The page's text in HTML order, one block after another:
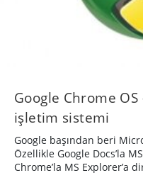
Google Chrome
işletim sistemi
Google başından beri
Özellikle Google Docs’la
Chrome’la MS Explorer’a